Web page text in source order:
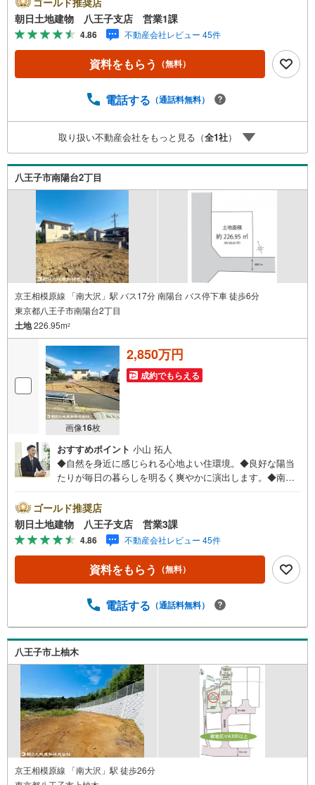
ベビーベッドや キッズスペースをご用意しております。
小さなお子様連れでも、安心してご来場ください！資料
請求、住宅ローンのご相談などお気軽にお問合せくださ
い！スタッフ25名でお客様がご覧になったことのない情報
を多数ご用意しております。インターネット、チラシなど
もご紹介可能です。 担当営業へご希望をお伝えください！
弊社へのご来社など、ご相談ください。ご希望があれば周
辺環境、お客様の希望に合わせた物件などもご案内をいた
します。お住まい探しは朝日土地建物（株）八王子店 営
業5課にお任せください！
朝日土地建物 八王子支店 営業1課
4.86 不動産会社レビュー 45件
資料をもらう （無料）
電話する （通話料無料）
取り扱い不動産会社をもっと見る（全1社）
八王子市南陽台2丁目
京王相模原線 「南大沢」駅 バス17分 南陽台 バス停下車 徒歩6分
東京都八王子市南陽台2丁目
土地226.95m2
画像16枚
2,850万円
成約でもらえる
おすすめポイント 小山 拓人
◆自然を身近に感じられる心地よい住環境。◆良好な陽当
たりが毎日の暮らしを明るく爽やかに演出します。◆南西
上！建て替えにも、土地としてご検討ください※バザール会
場には、ベビーベッドや キッズスペースをご用意してお
ります。 小さなお子様連れでも、安心してご来場くださ
い！資料請求、住宅ローンのご相談などお気軽にお問合せ
ください！スタッフ25名でお客様がご覧になったことのな
い情報を多数ご用意しております。インターネット、チラ
他物件もご紹介可能です。 担当営業へご希望をお伝えくだ
わせ、弊社へのご来社など、ご相談ください。ご希望があ
れば周辺環境、お客様の希望に合わせた物件などもご案内
をいたします。お住まい探しは朝日土地建物（株）八王子
店 営業3課にお任せください！
ゴールド推奨店
朝日土地建物 八王子支店 営業3課
4.86 不動産会社レビュー 45件
資料をもらう （無料）
電話する （通話料無料）
八王子市上柚木
京王相模原線 「南大沢」駅 徒歩26分